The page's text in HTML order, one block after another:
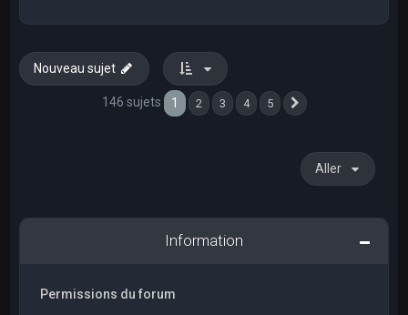
Nouveau sujet
146 sujets 1 2 3 4 5
Aller
Information
Permissions du forum